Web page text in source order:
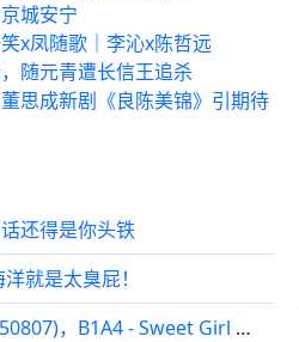
城安宁
x凤随歌｜李沁x陈哲远
随元青遭长信王追杀
思成新剧《良陈美锦》引期待
还得是你头铁
就是太臭屁！
九年前的今天(150807)，B1A4 - Sweet Girl @ 音乐-银行